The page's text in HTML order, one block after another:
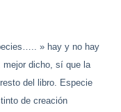
» hay y no hay
mejor dicho, sí que la
del libro. Especie
de creación